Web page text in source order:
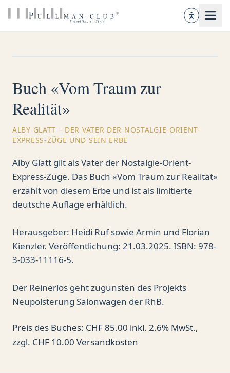
Buch «Vom Traum zur
Realität»
ALBY GLATT – DER VATER DER NOSTALGIE-ORIENT-
EXPRESS-ZÜGE UND SEIN ERBE
Alby Glatt gilt als Vater der Nostalgie-Orient-
Express-Züge. Das Buch «Vom Traum zur Realität»
erzählt von diesem Erbe und ist als limitierte
deutsche Auflage erhältlich.
Herausgeber: Heidi Ruf sowie Armin und Florian
Kienzler. Veröffentlichung: 21.03.2025. ISBN: 978-
3-033-11116-5.
Der Reinerlös geht zugunsten des Projekts
Neupolsterung Salonwagen der RhB.
Preis des Buches: CHF 85.00 inkl. 2.6% MwSt.,
zzgl. CHF 10.00 Versandkosten